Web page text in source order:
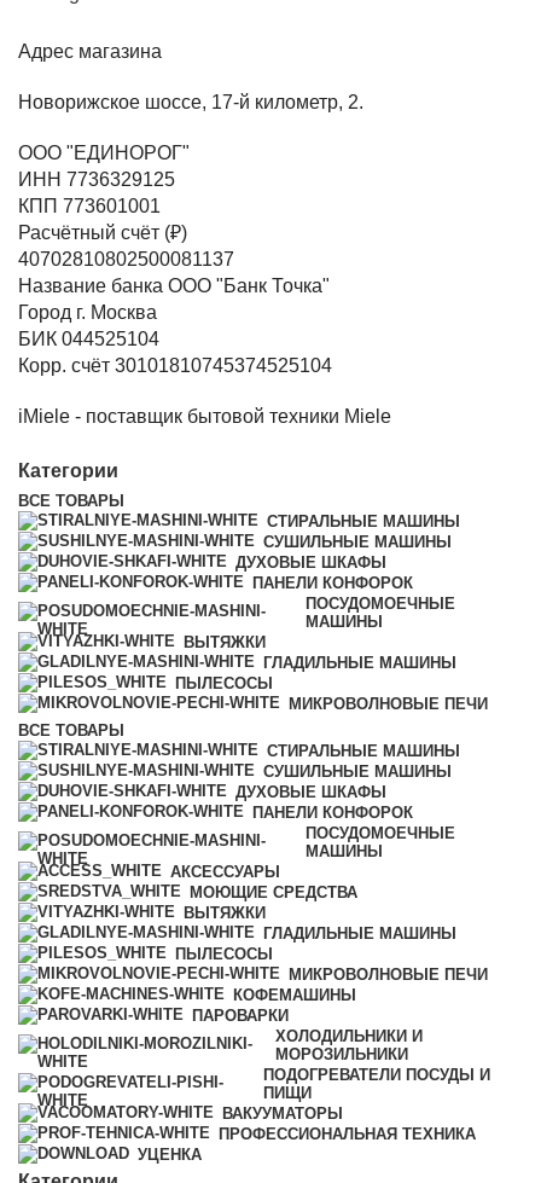
Адрес магазина
Новорижское шоссе, 17-й километр, 2.
ООО "ЕДИНОРОГ"
ИНН 7736329125
КПП 773601001
Расчётный счёт (₽)
40702810802500081137
Название банка ООО "Банк Точка"
Город г. Москва
БИК 044525104
Корр. счёт 30101810745374525104
iMiele - поставщик бытовой техники Miele
Категории
ВСЕ ТОВАРЫ
СТИРАЛЬНЫЕ МАШИНЫ
СУШИЛЬНЫЕ МАШИНЫ
ДУХОВЫЕ ШКАФЫ
ПАНЕЛИ КОНФОРОК
ПОСУДОМОЕЧНЫЕ
МАШИНЫ
ВЫТЯЖКИ
ГЛАДИЛЬНЫЕ МАШИНЫ
ПЫЛЕСОСЫ
МИКРОВОЛНОВЫЕ ПЕЧИ
ВСЕ ТОВАРЫ
СТИРАЛЬНЫЕ МАШИНЫ
СУШИЛЬНЫЕ МАШИНЫ
ДУХОВЫЕ ШКАФЫ
ПАНЕЛИ КОНФОРОК
ПОСУДОМОЕЧНЫЕ
МАШИНЫ
АКСЕССУАРЫ
МОЮЩИЕ СРЕДСТВА
ВЫТЯЖКИ
ГЛАДИЛЬНЫЕ МАШИНЫ
ПЫЛЕСОСЫ
МИКРОВОЛНОВЫЕ ПЕЧИ
КОФЕМАШИНЫ
ПАРОВАРКИ
ХОЛОДИЛЬНИКИ И
МОРОЗИЛЬНИКИ
ПОДОГРЕВАТЕЛИ ПОСУДЫ И
ПИЩИ
ВАКУУМАТОРЫ
ПРОФЕССИОНАЛЬНАЯ ТЕХНИКА
УЦЕНКА